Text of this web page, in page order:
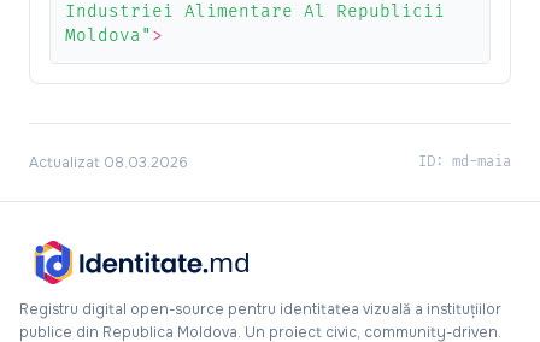
Industriei Alimentare Al Republicii
Moldova" >
Actualizat 08.03.2026 ID: md-maia
Registru digital open-source pentru identitatea vizuală a instituțiilor
publice din Republica Moldova. Un proiect civic, community-driven.